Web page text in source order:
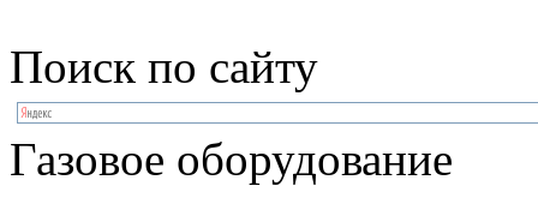
Поиск по сайту
Газовое оборудование